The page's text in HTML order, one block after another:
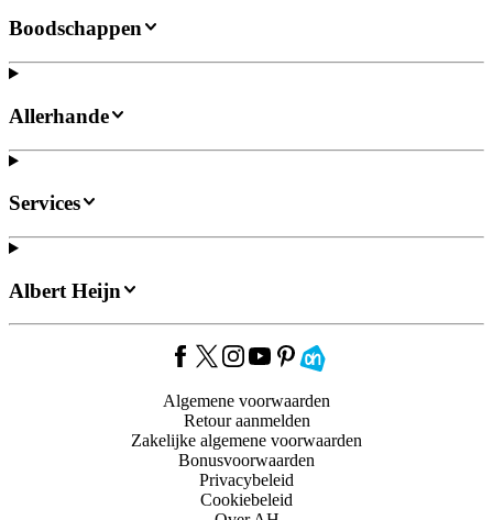
Boodschappen
Allerhande
Services
Albert Heijn
Algemene voorwaarden
Retour aanmelden
Zakelijke algemene voorwaarden
Bonusvoorwaarden
Privacybeleid
Cookiebeleid